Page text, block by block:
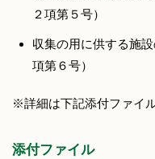
２項第５号）
収集の用に供する施
項第６号）
※詳細は下記添付ファイ
添付ファイル